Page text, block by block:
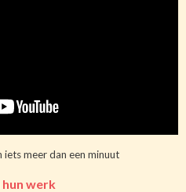
iets meer dan een minuut
werk